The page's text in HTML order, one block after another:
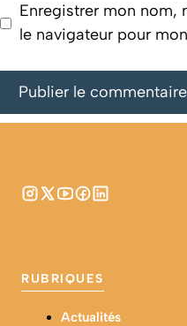
Enregistrer mon nom,
le navigateur pour
RUBRIQUES
Actualités